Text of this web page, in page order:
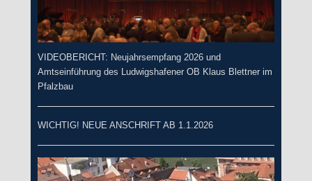
VIDEOBERICHT: Neujahrsempfang 2026 und
Amtseinführung des Ludwigshafener OB Klaus Blettner im
Pfalzbau
WICHTIG! NEUE ANSCHRIFT AB 1.1.2026